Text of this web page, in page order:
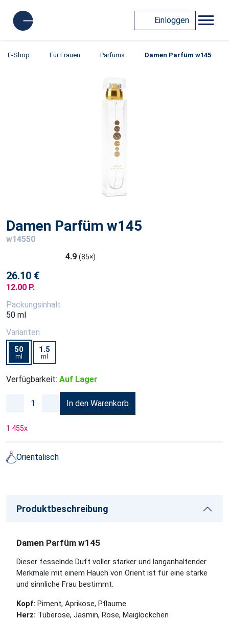
Einloggen
E-Shop Für Frauen Parfüms Damen Parfüm w145
Damen Parfüm w145
w14550
4.9 (85×)
26.10 €
12.00 P.
Packungsinhalt
50 ml
Varianten
50
ml
1.5
ml
Verfügbarkeit: Auf Lager
In den Warenkorb
1 455x
Orientalisch
Produktbeschreibung
Damen Parfüm w145
Dieser fesselnde Duft voller starker und langanhaltender
Merkmale mit einem Hauch von Orient ist für eine starke
und sinnliche Frau bestimmt.
Kopf: Piment, Aprikose, Pflaume
Herz: Tuberose, Jasmin, Rose, Maiglöckchen